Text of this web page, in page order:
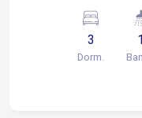
com box Blindex
Quintal com
2 carros 5 minutos da Rodovia Santos Dumont,
3
Dorm.
1